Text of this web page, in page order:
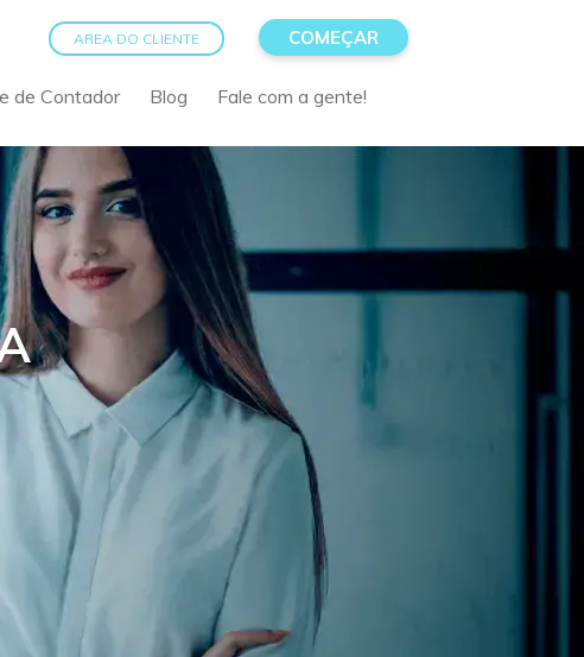
AREA DO CLIENTE COMEÇAR
de Contador Blog Fale com a gente!